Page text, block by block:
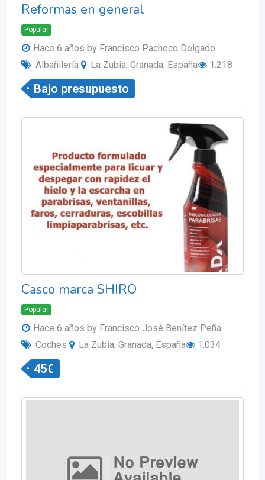
Reformas en general
Popular
Hace 6 años by Francisco Pacheco Delgado
Albañilería
La Zubia, Granada, España 1.218
Bajo presupuesto
Casco marca SHIRO
Popular
Hace 6 años by Francisco José Benítez Peña
Coches
La Zubia, Granada, España 1.034
45€